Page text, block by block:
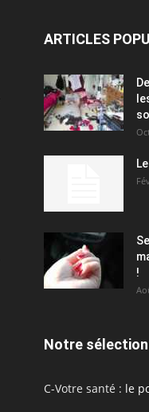
ARTICLES
!
Notre sélection
C-Votre santé : le